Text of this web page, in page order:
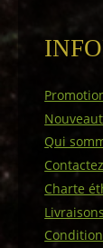
Qui
Charte